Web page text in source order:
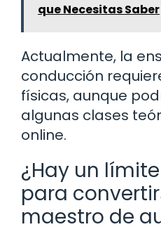
que Necesitas Saber
Actualmente, la
conducción
físicas, aunque
algunas clases
online.
¿Hay un
para
maestro de